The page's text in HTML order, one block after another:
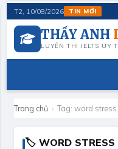
T2, 10/08/2026 TIN MỚI
THẦY ANH
LUYỆN THI IELTS UY
Trang chủ › Tag: word stress
🏷 WORD STRESS